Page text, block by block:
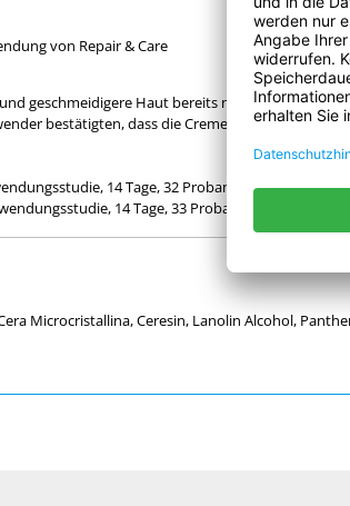
von Repair & Care
geschmeidigere Haut bereits nach 4 Tagen
bestätigten, dass die Creme die sehr
14 Tage, 32 Probanden
14 Tage, 33 Probanden,
Microcristallina, Ceresin, Lanolin Alcohol,